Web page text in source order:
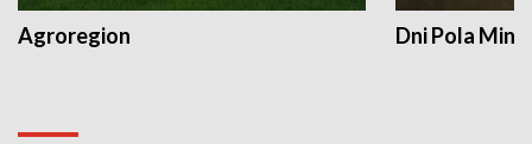
Agroregion Dni Pola